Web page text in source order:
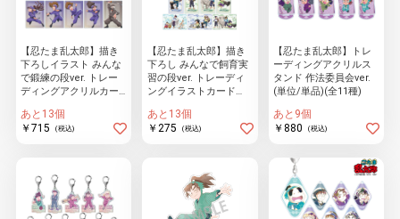
【忍たま乱太郎】描き
下ろしイラスト みんな
で鍛練の段ver. トレー
ディングアクリルカー
あと13個
￥715
(税込)
【忍たま乱太郎】描き
下ろし みんなで飼育実
習の段ver. トレーディ
ングイラストカード
種)
あと13個
￥275
(税込)
【忍たま乱太郎】トレ
ーディングアクリルス
タンド 作法委員会ver.
(単位/単品)(全11種)
あと9個
￥880
(税込)